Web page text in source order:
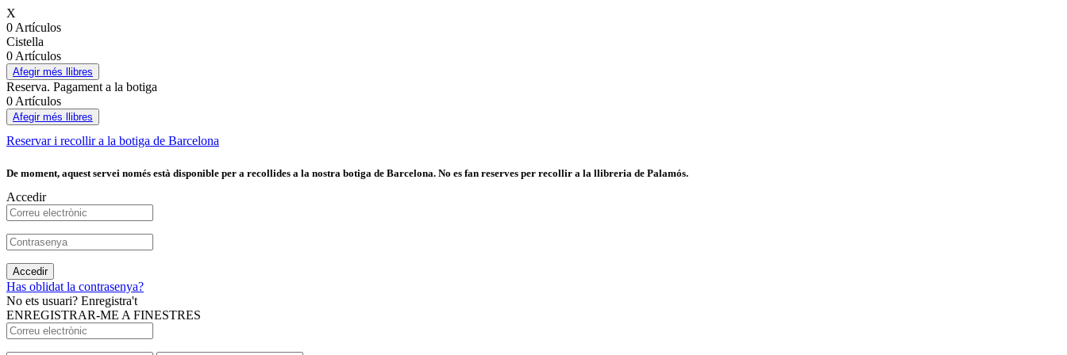
X
0 Artículos
Cistella
0 Artículos
Afegir més llibres
Reserva. Pagament a la botiga
0 Artículos
Afegir més llibres
Reservar i recollir a la botiga de Barcelona
De moment, aquest servei només està disponible per a recollides a la nostra botiga de Barcelona. No es fan reserves per recollir a la llibreria de Palamós.
Accedir
Accedir
Has oblidat la contrasenya?
No ets usuari? Enregistra't
ENREGISTRAR-ME A FINESTRES